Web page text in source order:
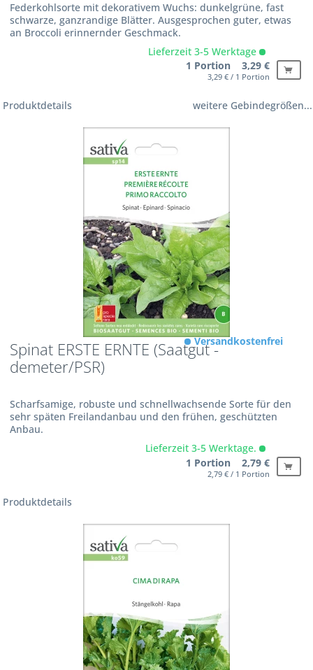
Federkohlsorte mit dekorativem Wuchs: dunkelgrüne, fast
schwarze, ganzrandige Blätter. Ausgesprochen guter, etwas
an Broccoli erinnernder Geschmack.
Lieferzeit 3-5 Werktage
1 Portion 3,29 €
3,29 € / 1 Portion
Produktdetails weitere Gebindegrößen...
Spinat ERSTE ERNTE (Saatgut -
demeter/PSR)
Scharfsamige, robuste und schnellwachsende Sorte für den
sehr späten Freilandanbau und den frühen, geschützten
Anbau.
Versandkostenfrei
Lieferzeit 3-5 Werktage.
1 Portion 2,79 €
2,79 € / 1 Portion
Produktdetails